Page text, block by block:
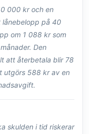
000 kr och en
lånebelopp på 40
om 1 088 kr som
Den
att återbetala blir 78
utgörs 588 kr av en
skulden i tid riskerar